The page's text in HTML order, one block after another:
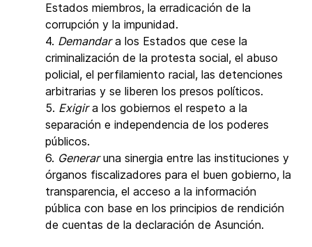
Estados miembros, la erradicación de la
corrupción y la impunidad.
4. Demandara los Estados que cese la
criminalización de la protesta social, el abuso
policial, el perfilamiento racial, las detenciones
arbitrarias y se liberen los presos políticos.
5. Exigira los gobiernos el respeto a la
separación e independencia de los poderes
públicos.
6. Generaruna sinergia entre las instituciones y
órganos fiscalizadores para el buen gobierno, la
transparencia, el acceso a la información
pública con base en los principios de rendición
de cuentas de la declaración de Asunción.